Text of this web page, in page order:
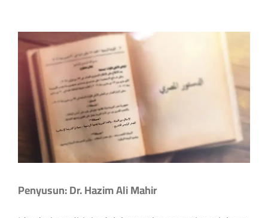
View
Larger
Image
Penyusun: Dr. Hazim Ali Mahir